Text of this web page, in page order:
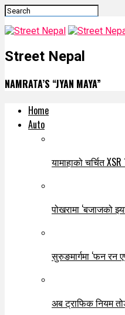
Street Nepal
NAMRATA’S “JYAN MAYA”
Home
Auto
यामाहाको चर्चित
पोखरामा ‘बजाजको
सुरुङमार्गमा ‘फन रन
अब ट्राफिक नियम